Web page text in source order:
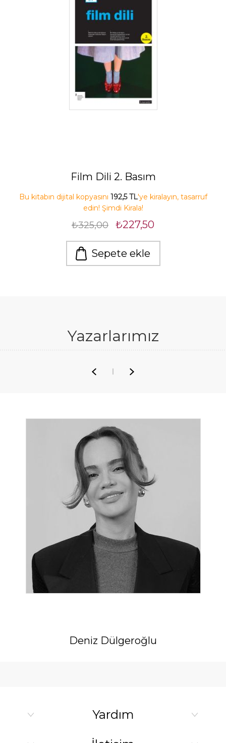
Film Dili 2. Basım
Bu kitabın dijital kopyasını 192,5 TL'ye kiralayın, tasarruf
edin! Şimdi Kirala!
₺325,00 ₺227,50
Sepete ekle
Yazarlarımız
Deniz Dülgeroğlu
Yardım